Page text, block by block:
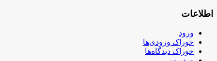
اطلاعات
ورود
خوراک ورودی‌ها
خوراک دیدگاه‌ها